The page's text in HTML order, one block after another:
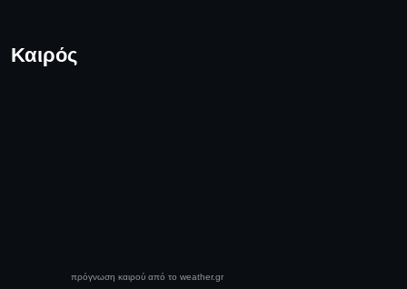
Καιρός
πρόγνωση καιρού από το weather.gr